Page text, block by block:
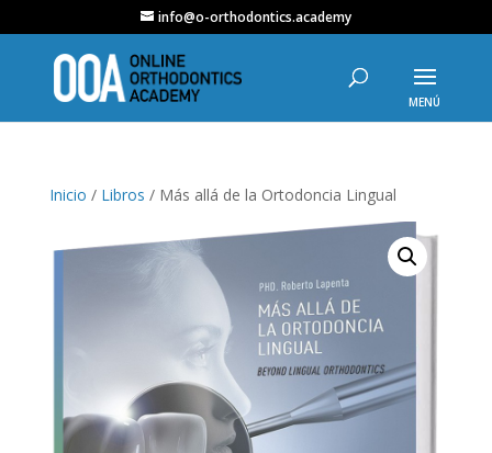
info@o-orthodontics.academy
Inicio / Libros / Más allá de la Ortodoncia Lingual